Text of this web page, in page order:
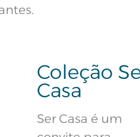
Coleção
Casa
Ser Casa é um